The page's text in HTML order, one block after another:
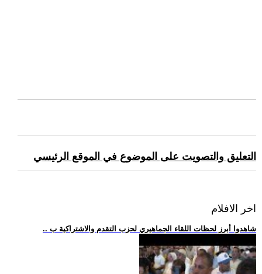
التعليق والتصويت على الموضوع في الموقع الرئيسي
اخر الافلام
.. شاهدوا أبرز لحظات اللقاء الجماهيري لحزب التقدم والاشتراكية ب